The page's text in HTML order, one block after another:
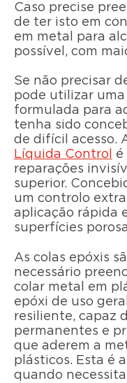
Caso precise
de ter isto em
em metal para
possível, com
Se não precisar
pode utilizar
formulada para
tenha sido
de difícil acesso.
Líquida Control
é
reparações
superior.
um controlo
aplicação rápida
superfícies
As colas epóxis
necessário
colar metal em
epóxi de uso
resiliente, capaz
permanentes e
que aderem a
plásticos. Esta é
quando